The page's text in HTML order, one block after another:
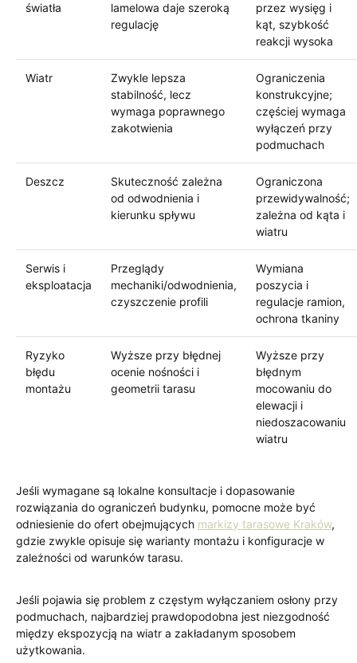
światła
lamelowa daje szeroką
regulację
przez wysięg i
kąt, szybkość
reakcji wysoka
Wiatr
Zwykle lepsza
stabilność, lecz
wymaga poprawnego
zakotwienia
Ograniczenia
konstrukcyjne;
częściej wymaga
wyłączeń przy
podmuchach
Deszcz
Skuteczność zależna
od odwodnienia i
kierunku spływu
Ograniczona
przewidywalność;
zależna od kąta i
wiatru
Serwis i
eksploatacja
Przeglądy
mechaniki/odwodnienia,
czyszczenie profili
Wymiana
poszycia i
regulacje ramion,
ochrona tkaniny
Ryzyko
błędu
montażu
Wyższe przy błędnej
ocenie nośności i
geometrii tarasu
Wyższe przy
błędnym
mocowaniu do
elewacji i
niedoszacowaniu
wiatru
Jeśli wymagane są lokalne konsultacje i dopasowanie
rozwiązania do ograniczeń budynku, pomocne może być
odniesienie do ofert obejmujących markizy tarasowe Kraków,
gdzie zwykle opisuje się warianty montażu i konfiguracje w
zależności od warunków tarasu.
Jeśli pojawia się problem z częstym wyłączaniem osłony przy
podmuchach, najbardziej prawdopodobna jest niezgodność
między ekspozycją na wiatr a zakładanym sposobem
użytkowania.